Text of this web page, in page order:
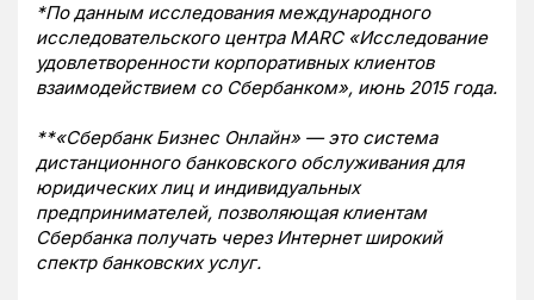
*По данным исследования международного
исследовательского центра MARC «Исследование
удовлетворенности корпоративных клиентов
взаимодействием со Сбербанком», июнь 2015 года.
**«Сбербанк Бизнес Онлайн» — это система
дистанционного банковского обслуживания для
юридических лиц и индивидуальных
предпринимателей, позволяющая клиентам
Сбербанка получать через Интернет широкий
спектр банковских услуг.